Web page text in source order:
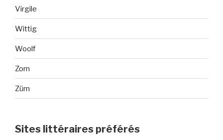
Virgile
Wittig
Woolf
Zorn
Zürn
Sites littéraires préférés